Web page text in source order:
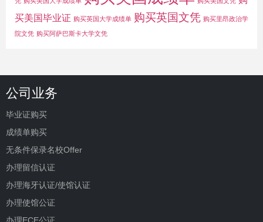
买美国毕业证 购买英国大学成绩单 购买英国文凭 购买里昂政治学
院文凭 购买阿萨巴斯卡大学文凭
公司业务
毕业证购买
成绩单购买
无条件保录名校Offer
办理留信认证
办理海牙认证/使馆认证
办理使馆公证